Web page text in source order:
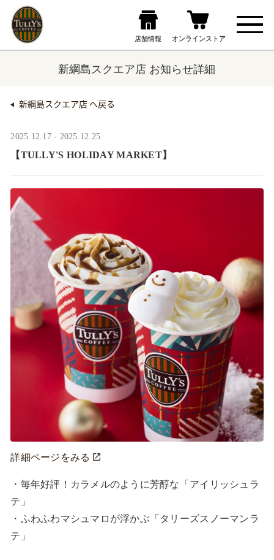
新綱島スクエア店 お知らせ詳細
新綱島スクエア店 へ戻る
2025.12.17 - 2025.12.25
【TULLY'S HOLIDAY MARKET】
詳細ページをみる
・毎年好評！カラメルのように芳醇な「アイリッシュラ
テ」
・ふわふわマシュマロが浮かぶ「タリーズスノーマンラ
テ」